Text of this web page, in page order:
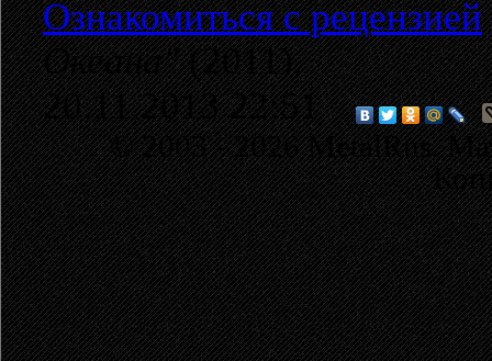
Ознакомиться с рецензией
Океана"(2011).
20.11.2013 22:51
© 2003 - 2026 MetalRus.